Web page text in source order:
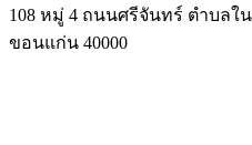
108 หมู่ 4 ถนนศรีจันทร์ ตำบลใ
ขอนแก่น 40000